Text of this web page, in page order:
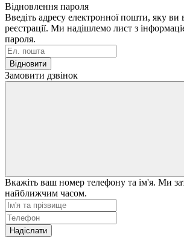
Відновлення пароля
Введіть адресу електронної пошти, яку ви
реєстрації. Ми надішлемо лист з
пароля.
Відновити
Замовити дзвінок
Вкажіть ваш номер телефону та ім'я. Ми
найближчим часом.
Надіслати